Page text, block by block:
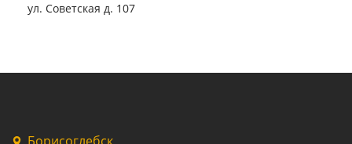
ул. Советская д. 107